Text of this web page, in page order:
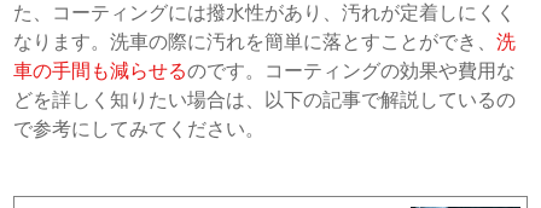
た、コーティングには撥水性があり、汚れが定着しにくく
なります。洗車の際に汚れを簡単に落とすことができ、洗
車の手間も減らせるのです。 コーティングの効果や費用な
どを詳しく知りたい場合は、以下の記事で解説しているの
で参考にしてみてください。